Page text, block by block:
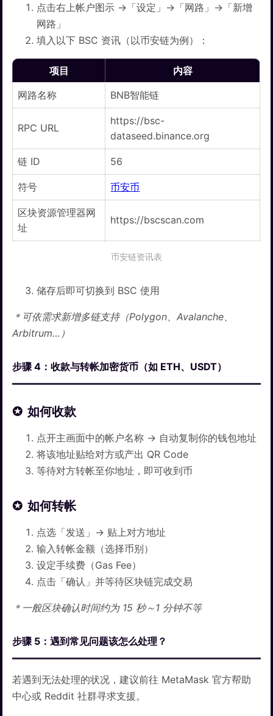
点击右上帐户图示 →「设定」→「网路」→「新增
网路」
填入以下 BSC 资讯（以币安链为例）：
项目
内容
网路名称
BNB智能链
RPC URL
https://bsc-
dataseed.binance.org
链 ID 56
符号 币安币
区块资源管理器网
址
https://bscscan.com
币安链资讯表
储存后即可切换到 BSC 使用
＊可依需求新增多链支持（Polygon、Avalanche、
Arbitrum…）
步骤 4：收款与转帐加密货币（如 ETH、USDT）
如何收款
点开主画面中的帐户名称 → 自动复制你的钱包地址
将该地址贴给对方或产出 QR Code
等待对方转帐至你地址，即可收到币
如何转帐
点选「发送」→ 贴上对方地址
输入转帐金额（选择币别）
设定手续费（Gas Fee）
点击「确认」并等待区块链完成交易
＊一般区块确认时间约为 15 秒～1 分钟不等
步骤 5：遇到常见问题该怎么处理？
若遇到无法处理的状况，建议前往 MetaMask 官方帮助
中心或 Reddit 社群寻求支援。